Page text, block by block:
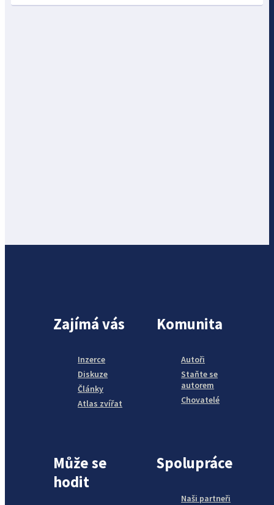
Zajímá vás
Inzerce
Diskuze
Články
Atlas zvířat
Komunita
Autoři
Staňte se
autorem
Chovatelé
Může se
hodit
Spolupráce
Naši partneři